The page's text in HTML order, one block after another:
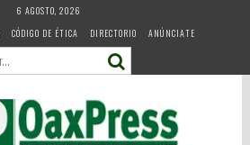
6 AGOSTO, 2026
CÓDIGO DE ÉTICA DIRECTORIO ANÚNCIATE